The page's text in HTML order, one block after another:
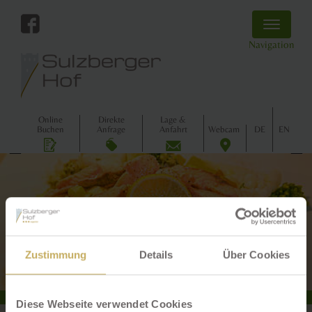
Zustimmung Details Über Cookies
Diese Webseite verwendet Cookies
Toggle
Navigation
Online
Buchen
Direkte
Anfrage
Lage &
Anfahrt
Webcam DE EN